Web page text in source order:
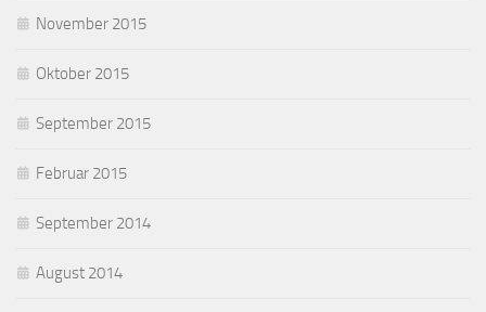
November 2015
Oktober 2015
September 2015
Februar 2015
September 2014
August 2014